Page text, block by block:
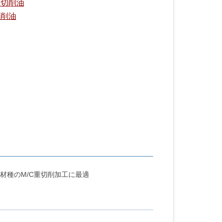
削油
油
種のM/C重切削加工に最適